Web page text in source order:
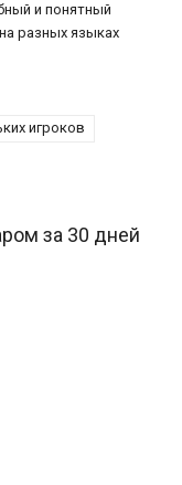
и понятный
разных языках
игроков
за 30 дней